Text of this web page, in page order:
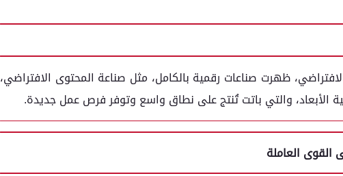
ظهرت صناعات رقمية بالكامل، مثل صناعة المحتوى الافتراضي،
الأبعاد، والتي باتت تُنتج على نطاق واسع وتوفر فرص عمل جديدة.
القوى العاملة